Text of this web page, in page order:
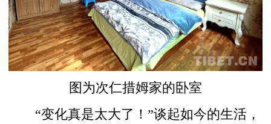
图为次仁措姆家的卧室
“变化真是太大了！”谈起如今的生活，